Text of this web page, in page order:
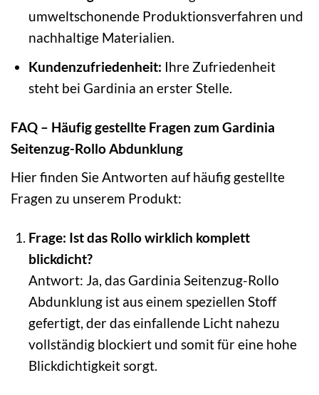
umweltschonende Produktionsverfahren und
nachhaltige Materialien.
Kundenzufriedenheit: Ihre Zufriedenheit
steht bei Gardinia an erster Stelle.
FAQ – Häufig gestellte Fragen zum Gardinia
Seitenzug-Rollo Abdunklung
Hier finden Sie Antworten auf häufig gestellte
Fragen zu unserem Produkt:
Frage: Ist das Rollo wirklich komplett
blickdicht?
Antwort: Ja, das Gardinia Seitenzug-Rollo
Abdunklung ist aus einem speziellen Stoff
gefertigt, der das einfallende Licht nahezu
vollständig blockiert und somit für eine hohe
Blickdichtigkeit sorgt.